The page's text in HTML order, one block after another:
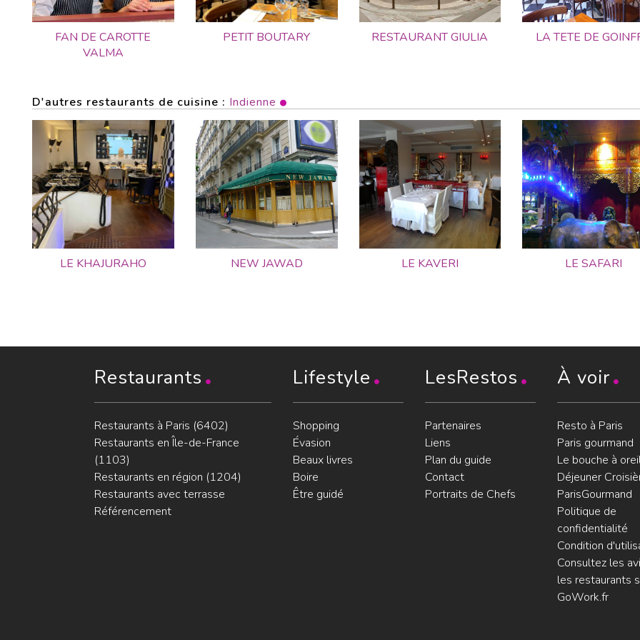
FAN DE CAROTTE
VALMA
PETIT BOUTARY RESTAURANT GIULIA LA TETE DE
D'autres restaurants de cuisine : Indienne
LE KHAJURAHO NEW JAWAD LE KAVERI LE SAFARI
Restaurants
Restaurants à Paris (6402)
Restaurants en Île-de-France
(1103)
Restaurants en région (1204)
Restaurants avec terrasse
Référencement
Lifestyle
Shopping
Évasion
Beaux livres
Boire
Être guidé
LesRestos
Partenaires
Liens
Plan du guide
Contact
Portraits de Chefs
À voir
Resto à Paris
Paris gourmand
Le bouche à
Déjeuner
ParisGourmand
Politique de
confidentialité
Condition
Consultez les
les restaurants
GoWork.fr